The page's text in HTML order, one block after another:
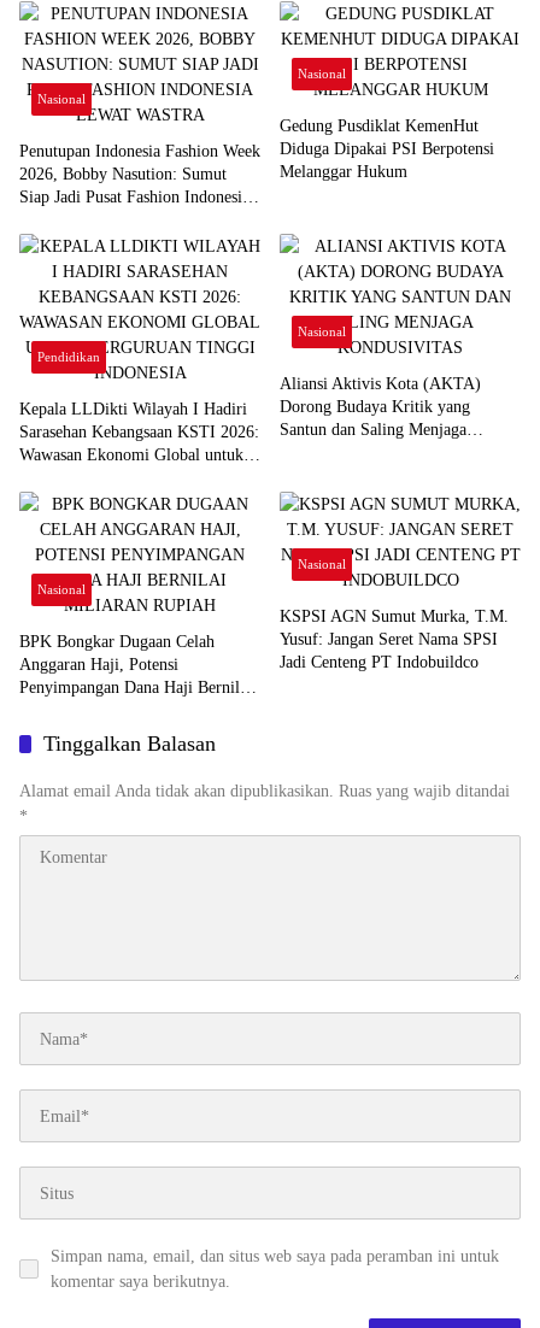
Nasional
Penutupan Indonesia Fashion Week
2026, Bobby Nasution: Sumut
Siap Jadi Pusat Fashion Indonesia
Nasional
Gedung Pusdiklat KemenHut
Diduga Dipakai PSI Berpotensi
Melanggar Hukum
Pendidikan
Kepala LLDikti Wilayah I Hadiri
Sarasehan Kebangsaan KSTI 2026:
Wawasan Ekonomi Global untuk
Nasional
Aliansi Aktivis Kota (AKTA)
Dorong Budaya Kritik yang
Santun dan Saling Menjaga
Nasional
BPK Bongkar Dugaan Celah
Anggaran Haji, Potensi
Penyimpangan Dana Haji Bernilai
Nasional
KSPSI AGN Sumut Murka, T.M.
Yusuf: Jangan Seret Nama SPSI
Jadi Centeng PT Indobuildco
Tinggalkan Balasan
Alamat email Anda tidak akan dipublikasikan. Ruas yang wajib ditandai
*
Simpan nama, email, dan situs web saya pada peramban ini untuk
komentar saya berikutnya.